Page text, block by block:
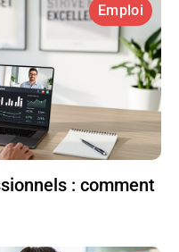
Emploi
: comment